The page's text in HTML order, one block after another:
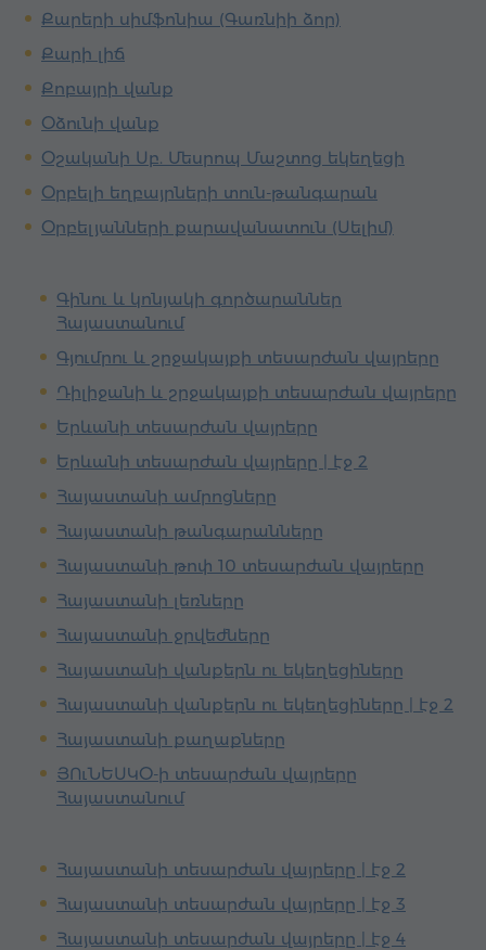
Քարերի սիմֆոնիա (Գառնիի ձոր)
Քարի լիճ
Քոբայրի վանք
Օձունի վանք
Օշականի Սբ. Մեսրոպ Մաշտոց եկեղեցի
Օրբելի եղբայրների տուն-թանգարան
Օրբելյանների քարավանատուն (Սելիմ)
Գինու և կոնյակի գործարաններ
Հայաստանում
Գյումրու և շրջակայքի տեսարժան վայրերը
Դիլիջանի և շրջակայքի տեսարժան վայրերը
Երևանի տեսարժան վայրերը
Երևանի տեսարժան վայրերը | էջ 2
Հայաստանի ամրոցները
Հայաստանի թանգարանները
Հայաստանի թոփ 10 տեսարժան վայրերը
Հայաստանի լեռները
Հայաստանի ջրվեժները
Հայաստանի վանքերն ու եկեղեցիները
Հայաստանի վանքերն ու եկեղեցիները | էջ 2
Հայաստանի քաղաքները
ՅՈւՆԵՍԿՕ-ի տեսարժան վայրերը
Հայաստանում
Հայաստանի տեսարժան վայրերը | էջ 2
Հայաստանի տեսարժան վայրերը | էջ 3
Հայաստանի տեսարժան վայրերը | էջ 4